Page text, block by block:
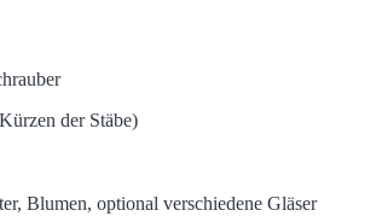
der Stäbe)
Blumen, optional verschiedene Gläser